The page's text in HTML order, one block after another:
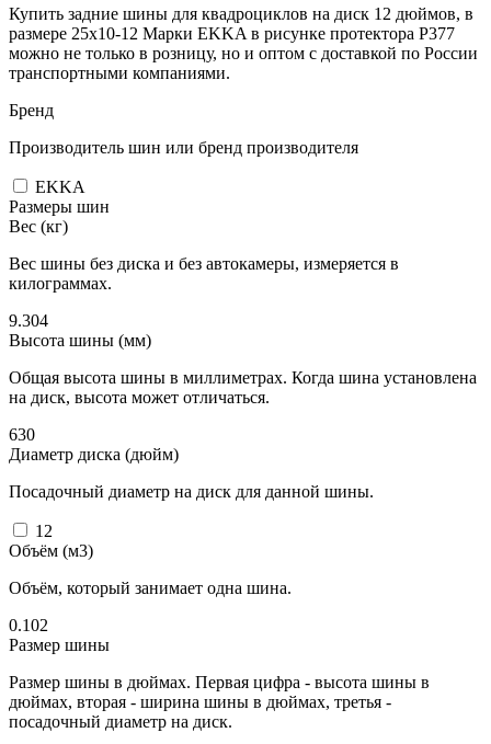
Купить задние шины для квадроциклов на диск 12 дюймов, в
размере 25х10-12 Марки EKKA в рисунке протектора Р377
можно не только в розницу, но и оптом с доставкой по России
транспортными компаниями.
Бренд
Производитель шин или бренд производителя
EKKA
Размеры шин
Вес (кг)
Вес шины без диска и без автокамеры, измеряется в
килограммах.
9.304
Высота шины (мм)
Общая высота шины в миллиметрах. Когда шина установлена
на диск, высота может отличаться.
630
Диаметр диска (дюйм)
Посадочный диаметр на диск для данной шины.
12
Объём (м3)
Объём, который занимает одна шина.
0.102
Размер шины
Размер шины в дюймах. Первая цифра - высота шины в
дюймах, вторая - ширина шины в дюймах, третья -
посадочный диаметр на диск.